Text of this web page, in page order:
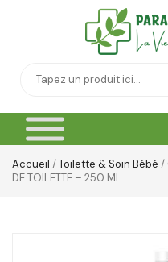
Accueil /Toilette & Soin Bébé /
DE TOILETTE – 250 ML
Toilette & Soin